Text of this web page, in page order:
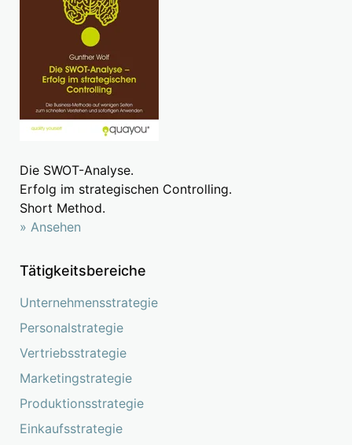
Die SWOT-Analyse.
Erfolg im strategischen Controlling.
Short Method.
» Ansehen
Tätigkeitsbereiche
Unternehmensstrategie
Personalstrategie
Vertriebsstrategie
Marketingstrategie
Produktionsstrategie
Einkaufsstrategie